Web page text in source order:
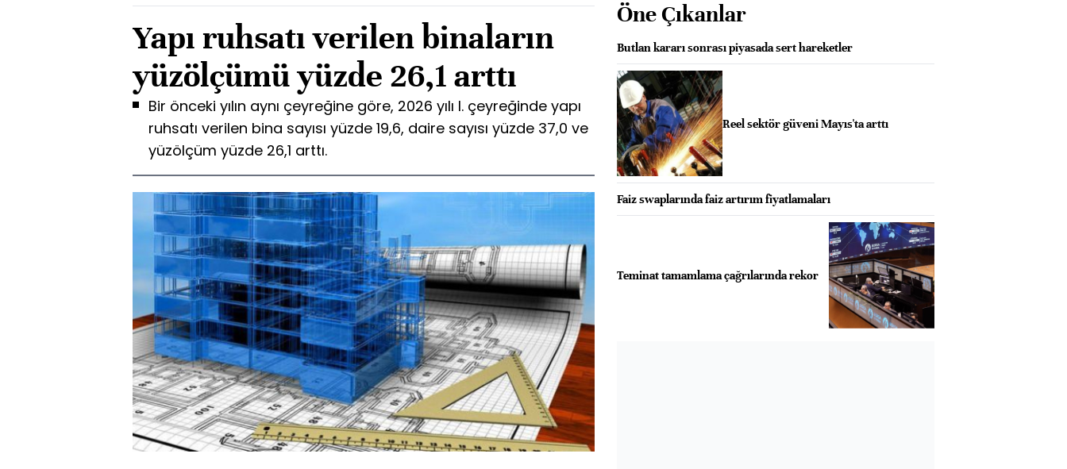
Yapı ruhsatı verilen binaların
yüzölçümü yüzde 26,1 arttı
Bir önceki yılın aynı çeyreğine göre, 2026 yılı I. çeyreğinde yapı
ruhsatı verilen bina sayısı yüzde 19,6, daire sayısı yüzde 37,0 ve
yüzölçüm yüzde 26,1 arttı.
Öne Çıkanlar
Butlan kararı sonrası piyasada sert hareketler
Reel sektör güveni Mayıs'ta arttı
Faiz swaplarında faiz artırım fiyatlamaları
Teminat tamamlama çağrılarında rekor